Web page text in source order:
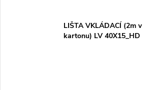
LIŠTA VKLÁDACÍ (2m v
kartonu) LV 40X15_HD